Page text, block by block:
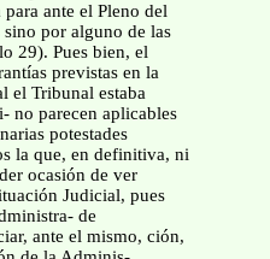
ante el Pleno del
por alguno de las
29). Pues bien, el
previstas en la
el Tribunal estaba
no parecen aplicables
potestades
la que, en definitiva, ni
ocasión de ver
Judicial, pues
de
ante el mismo, ción,